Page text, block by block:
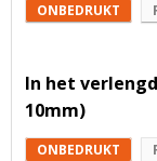
ONBEDRUKT
In het
10mm)
ONBEDRUKT